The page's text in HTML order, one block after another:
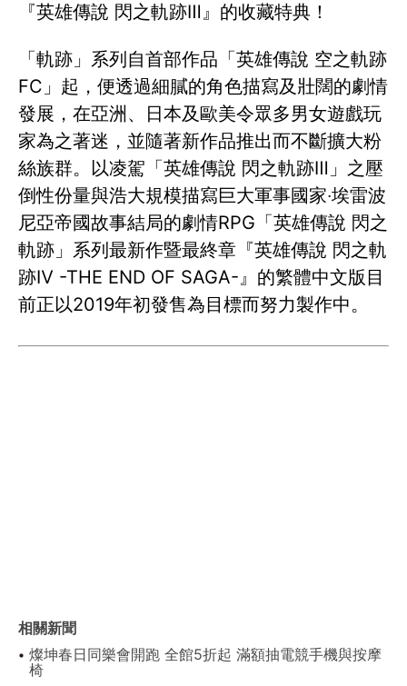
『英雄傳說 閃之軌跡Ⅲ』的收藏特典！
「軌跡」系列自首部作品「英雄傳說 空之軌跡
FC」起，便透過細膩的角色描寫及壯闊的劇情
發展，在亞洲、日本及歐美令眾多男女遊戲玩
家為之著迷，並隨著新作品推出而不斷擴大粉
絲族群。以凌駕「英雄傳說 閃之軌跡Ⅲ」之壓
倒性份量與浩大規模描寫巨大軍事國家‧埃雷波
尼亞帝國故事結局的劇情RPG「英雄傳說 閃之
軌跡」系列最新作暨最終章『英雄傳說 閃之軌
跡Ⅳ -THE END OF SAGA-』的繁體中文版目
前正以2019年初發售為目標而努力製作中。
相關新聞
燦坤春日同樂會開跑 全館5折起 滿額抽電競手機與按摩
椅